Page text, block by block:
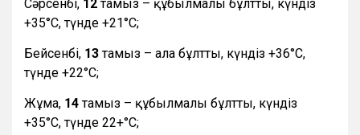
Сәрсенбі, 12тамыз – құбылмалы бұлтты, күндіз
+35°С, түнде +21°С;
Бейсенбі, 13тамыз – ала бұлтты, күндіз +36°С,
түнде +22°С;
Жұма, 14тамыз – құбылмалы бұлтты, күндіз
+35°С, түнде 22+°С;